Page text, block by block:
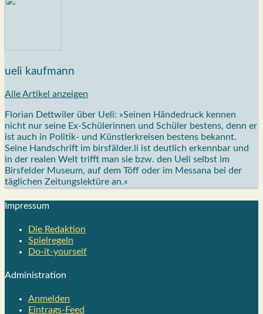
ueli kaufmann
Alle Artikel anzeigen
Florian Dettwiler über Ueli: »Seinen Händedruck kennen
nicht nur seine Ex-Schülerinnen und Schüler bestens, denn er
ist auch in Politik- und Künstlerkreisen bestens bekannt.
Seine Handschrift im birsfälder.li ist deutlich erkennbar und
in der realen Welt trifft man sie bzw. den Ueli selbst im
Birsfelder Museum, auf dem Töff oder im Messana bei der
täglichen Zeitungslektüre an.«
Impres­sum
Die Redak­ti­on
Spiel­re­geln
Do-it-your­s­elf
Admi­nis­tra­ti­on
Anmelden
Eintrags-Feed